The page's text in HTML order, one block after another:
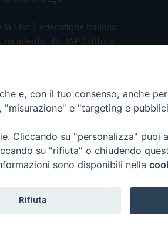
Fisc (Federazione Italiana
ha aderito allo IAP (Istituto
Policy
e, con il tuo consenso, anche
e "targeting e
Cliccando su "personalizza" puoi
su "rifiuta" o chiudendo
sono disponibili nella
Rifiuta